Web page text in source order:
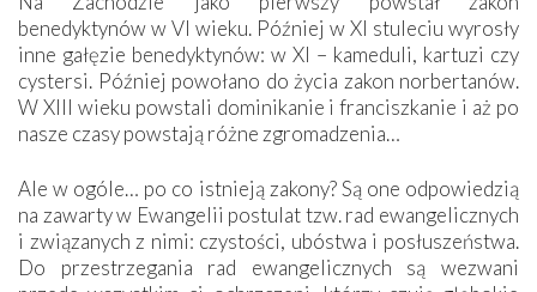
benedyktynów w VI wieku. Później w XI stuleciu wyrosły
inne gałęzie benedyktynów: w XI – kameduli, kartuzi czy
cystersi. Później powołano do życia zakon norbertanów.
W XIII wieku powstali dominikanie i franciszkanie i aż po
nasze czasy powstają różne zgromadzenia…
Ale w ogóle… po co istnieją zakony? Są one odpowiedzią
na zawarty w Ewangelii postulat tzw. rad ewangelicznych
i związanych z nimi: czystości, ubóstwa i posłuszeństwa.
Do przestrzegania rad ewangelicznych są wezwani